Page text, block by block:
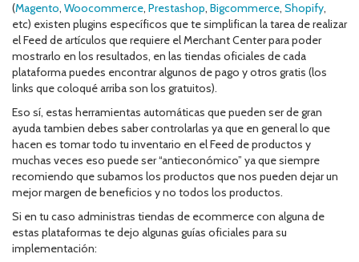
(Magento, Woocommerce, Prestashop, Bigcommerce, Shopify,
etc) existen plugins específicos que te simplifican la tarea de realizar
el Feed de artículos que requiere el Merchant Center para poder
mostrarlo en los resultados, en las tiendas oficiales de cada
plataforma puedes encontrar algunos de pago y otros gratis (los
links que coloqué arriba son los gratuitos).
Eso sí, estas herramientas automáticas que pueden ser de gran
ayuda tambien debes saber controlarlas ya que en general lo que
hacen es tomar todo tu inventario en el Feed de productos y
muchas veces eso puede ser “antieconómico” ya que siempre
recomiendo que subamos los productos que nos pueden dejar un
mejor margen de beneficios y no todos los productos.
Si en tu caso administras tiendas de ecommerce con alguna de
estas plataformas te dejo algunas guías oficiales para su
implementación: